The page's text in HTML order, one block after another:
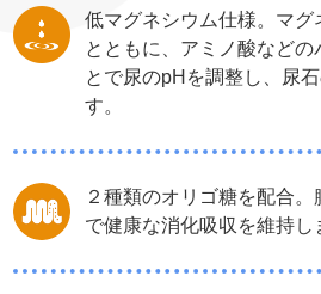
低マグネシウム仕様。マグ
とともに、アミノ酸などの
とで尿のpHを調整し、尿
す。
２種類のオリゴ糖を配合
で健康な消化吸収を維持し